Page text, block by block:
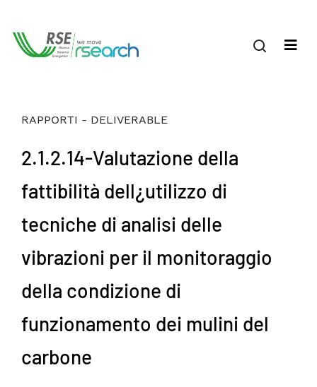
RAPPORTI - DELIVERABLE
2.1.2.14-Valutazione della
fattibilità dell¿utilizzo di
tecniche di analisi delle
vibrazioni per il monitoraggio
della condizione di
funzionamento dei mulini del
carbone